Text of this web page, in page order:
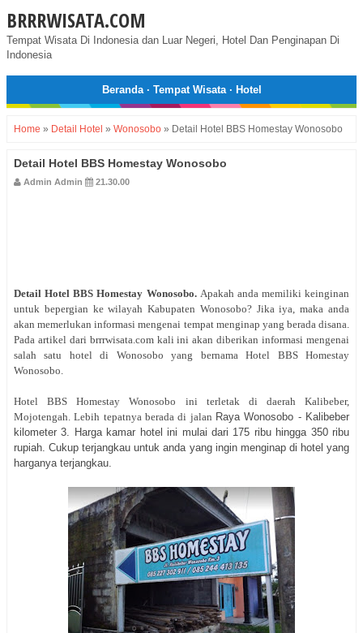
BRRRWISATA.COM
Tempat Wisata Di Indonesia dan Luar Negeri, Hotel Dan Penginapan Di
Indonesia
Beranda· Tempat Wisata· Hotel
Home » Detail Hotel » Wonosobo » Detail Hotel BBS Homestay Wonosobo
Detail Hotel BBS Homestay Wonosobo
Admin Admin 21.30.00
Detail Hotel BBS Homestay Wonosobo. Apakah anda memiliki keinginan
untuk bepergian ke wilayah Kabupaten Wonosobo? Jika iya, maka anda
akan memerlukan informasi mengenai tempat menginap yang berada disana.
Pada artikel dari brrrwisata.com kali ini akan diberikan informasi mengenai
salah satu hotel di Wonosobo yang bernama Hotel BBS Homestay
Wonosobo.
Hotel BBS Homestay Wonosobo ini terletak di daerah Kalibeber,
Mojotengah. Lebih tepatnya berada di jalan Raya Wonosobo - Kalibeber
kilometer 3. Harga kamar hotel ini mulai dari 175 ribu hingga 350 ribu
rupiah. Cukup terjangkau untuk anda yang ingin menginap di hotel yang
harganya terjangkau.